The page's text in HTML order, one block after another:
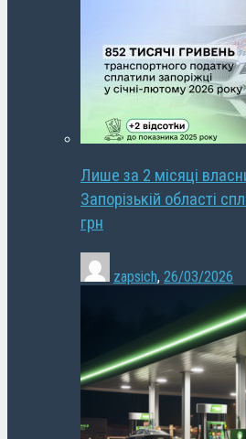
Лише за 2 місяці
Запорізькій області
грн
zapsich, 26/03/2026